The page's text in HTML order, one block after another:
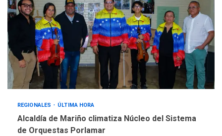
REGIONALES ÚLTIMA HORA
Alcaldía de Mariño climatiza Núcleo del Sistema
de Orquestas Porlamar